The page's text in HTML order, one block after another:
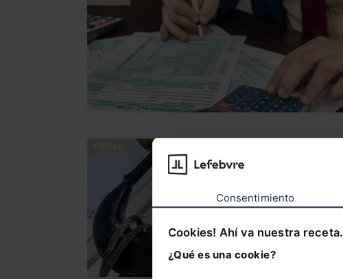
Consentimiento
Cookies! Ahí va nuestra receta.
¿Qué es una cookie?